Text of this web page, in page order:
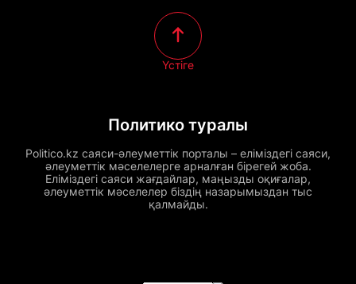
Политико туралы
Politico.kz саяси-әлеуметтік порталы – еліміздегі саяси,
әлеуметтік мәселелерге арналған бірегей жоба.
Еліміздегі саяси жағдайлар, маңызды оқиғалар,
әлеуметтік мәселелер біздің назарымыздан тыс
қалмайды.
Үстіге